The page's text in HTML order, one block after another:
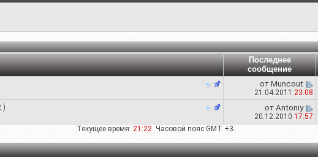
Последнее
сообщение
от Muncout
21.04.2011 23:08
)
от Antoniy
20.12.2010 17:57
Текущее время: 21:22. Часовой пояс GMT +3.